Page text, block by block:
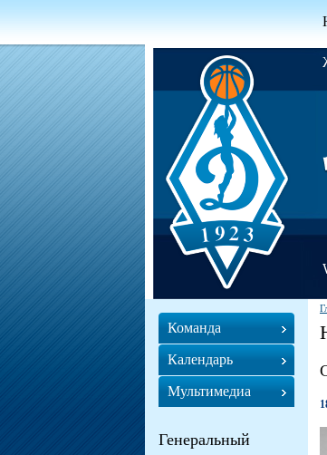
Команда
Календарь
Мультимедиа
Генеральный